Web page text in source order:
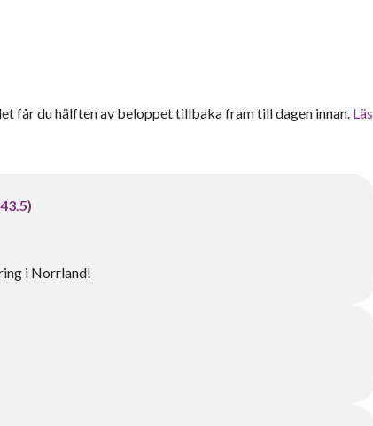
får du hälften av beloppet tillbaka fram till dagen innan. Läs
i Norrland!